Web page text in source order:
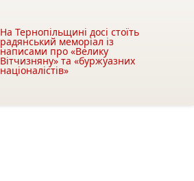
На Тернопільщині досі стоїть
радянський меморіал із
написами про «Велику
Вітчизняну» та «буржуазних
націоналістів»